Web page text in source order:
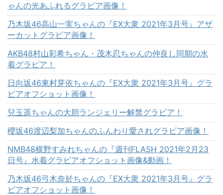
ゃんの光あふれるグラビア画像！
乃木坂46高山一実ちゃんの『EX大衆 2021年3月号』アザ
ーカットグラビア画像！
AKB48村山彩希ちゃん・茂木忍ちゃんの仲良し同期の水
着グラビア！
日向坂46東村芽依ちゃんの『EX大衆 2021年3月号』グラ
ビアオフショット画像！
兒玉遥ちゃんの大胆ランジェリー解禁グラビア！
櫻坂46渡辺梨加ちゃんのふんわり愛されグラビア画像！
NMB48横野すみれちゃんの『週刊FLASH 2021年2月23
日号』水着グラビアオフショット画像&動画！
乃木坂46弓木奈於ちゃんの『EX大衆 2021年3月号』グラ
ビアオフショット画像！